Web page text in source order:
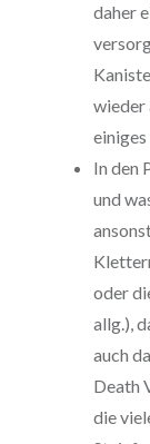
daher
wieder
In den
und
oder
allg.),
auch
Death
die